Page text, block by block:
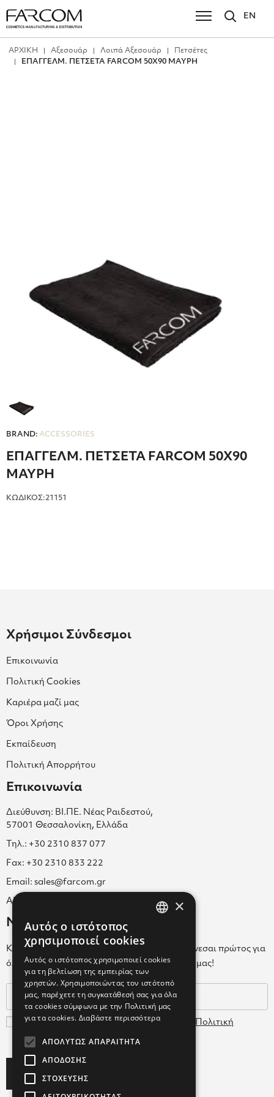
EN
ΑΡΧΙΚΗ Αξεσουάρ Λοιπά Αξεσουάρ
Πετσέτες
ΕΠΑΓΓΕΛΜ. ΠΕΤΣΕΤΑ FARCOM 50Χ90 ΜΑΥΡΗ
BRAND: ACCESSORIES
ΕΠΑΓΓΕΛΜ. ΠΕΤΣΕΤΑ FARCOM 50Χ90
ΜΑΥΡΗ
ΚΩΔΙΚΟΣ:21151
Χρήσιμοι Σύνδεσμοι
Επικοινωνία
Πολιτική Cookies
Καριέρα μαζί μας
Όροι Χρήσης
Εκπαίδευση
Πολιτική Απορρήτου
Επικοινωνία
Διεύθυνση: ΒΙ.ΠΕ. Νέας Ραιδεστού,
57001 Θεσσαλονίκη, Ελλάδα
Τηλ.: +30 2310 837 077
Fax: +30 2310 833 222
Email: sales@farcom.gr
ΑΡ.Γ.Ε.ΜΗ. 038365205000
Newsletter
Κάνε εγγραφή στο Newsletter για να ενημερώνεσαι πρώτος για
όλα τα νέα μας και τα ολοκαίνουρια προϊόντα μας!
Συμφωνώ με τουςΌρους Χρήσης
Πολιτική
Δεδομένων
×
Αυτός ο ιστότοπος
χρησιμοποιεί cookies
Αυτός ο ιστότοπος χρησιμοποιεί cookies
για τη βελτίωση της εμπειρίας των
χρηστών. Χρησιμοποιώντας τον ιστότοπό
μας, παρέχετε τη συγκατάθεσή σας για όλα
τα cookies σύμφωνα με την Πολιτική μας
για τα cookies. Διαβάστε περισσότερα
ΑΠΟΛΎΤΩΣ ΑΠΑΡΑΊΤΗΤΑ
ΑΠΌΔΟΣΗΣ
ΣΤΌΧΕΥΣΗΣ